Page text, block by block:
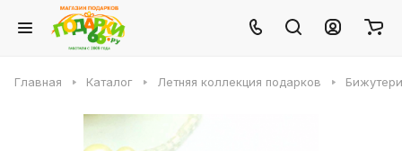
Главная Каталог Летняя коллекция подарков